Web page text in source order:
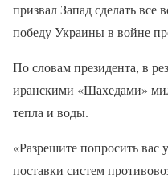
призвал Запад сделать все
победу Украины в войне
По словам президента, в
иранскими «Шахедами»
тепла и воды.
«Разрешите попросить вас
поставки систем